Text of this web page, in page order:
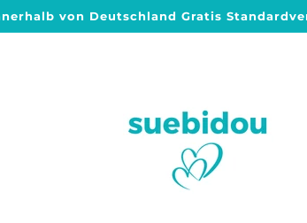
von Deutschland Gratis